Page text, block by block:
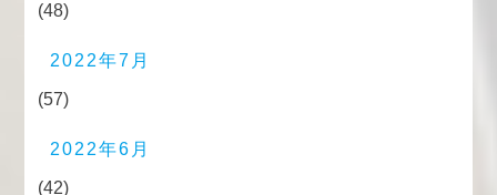
(48)
2022年7月
(57)
2022年6月
(42)